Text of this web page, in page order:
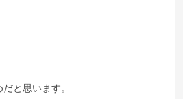
と思います。